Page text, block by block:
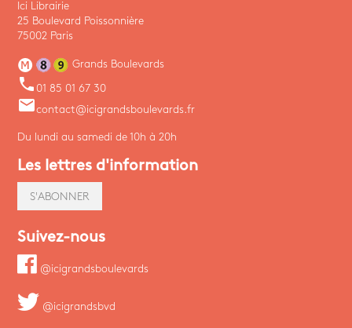
Ici Librairie
25 Boulevard Poissonnière
75002 Paris
Grands Boulevards
phone 01 85 01 67 30
emailcontact@icigrandsboulevards.fr
Du lundi au samedi de 10h à 20h
Les lettres d'information
S'ABONNER
Suivez-nous
@icigrandsboulevards
@icigrandsbvd